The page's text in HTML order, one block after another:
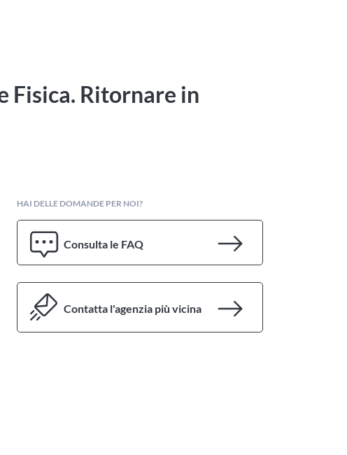
Fisica. Ritornare in
HAI DELLE DOMANDE PER NOI?
Consulta le FAQ
Contatta l'agenzia più vicina